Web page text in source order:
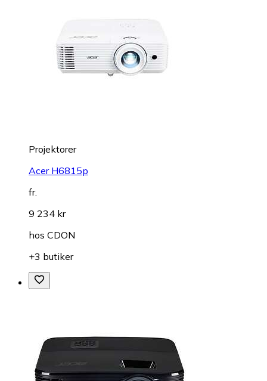
Projektorer
Acer H6815p
fr.
9 234 kr
hos CDON
+3 butiker